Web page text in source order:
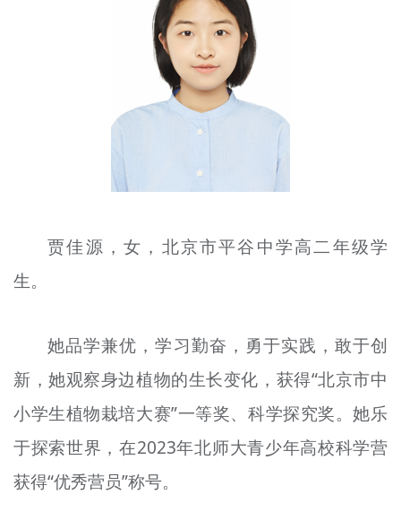
北京宣传文化引导基金
宣传思想文化人才
贾佳源，女，北京市平谷中学高二年级学
生。
她品学兼优，学习勤奋，勇于实践，敢于创
新，她观察身边植物的生长变化，获得“北京市中
小学生植物栽培大赛”一等奖、科学探究奖。她乐
于探索世界，在2023年北师大青少年高校科学营
获得“优秀营员”称号。